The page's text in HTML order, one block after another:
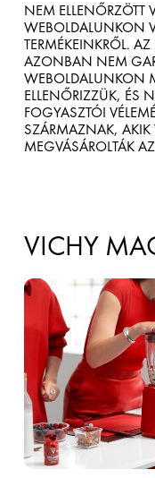
NEM ELLENŐRZÖTT
WEBOLDALUNKON
TERMÉKEINKRŐL. AZ
AZONBAN NEM
WEBOLDALUNKON
ELLENŐRIZZÜK, ÉS
FOGYASZTÓI
SZÁRMAZNAK, AKIK
MEGVÁSÁROLTÁK
VICHY